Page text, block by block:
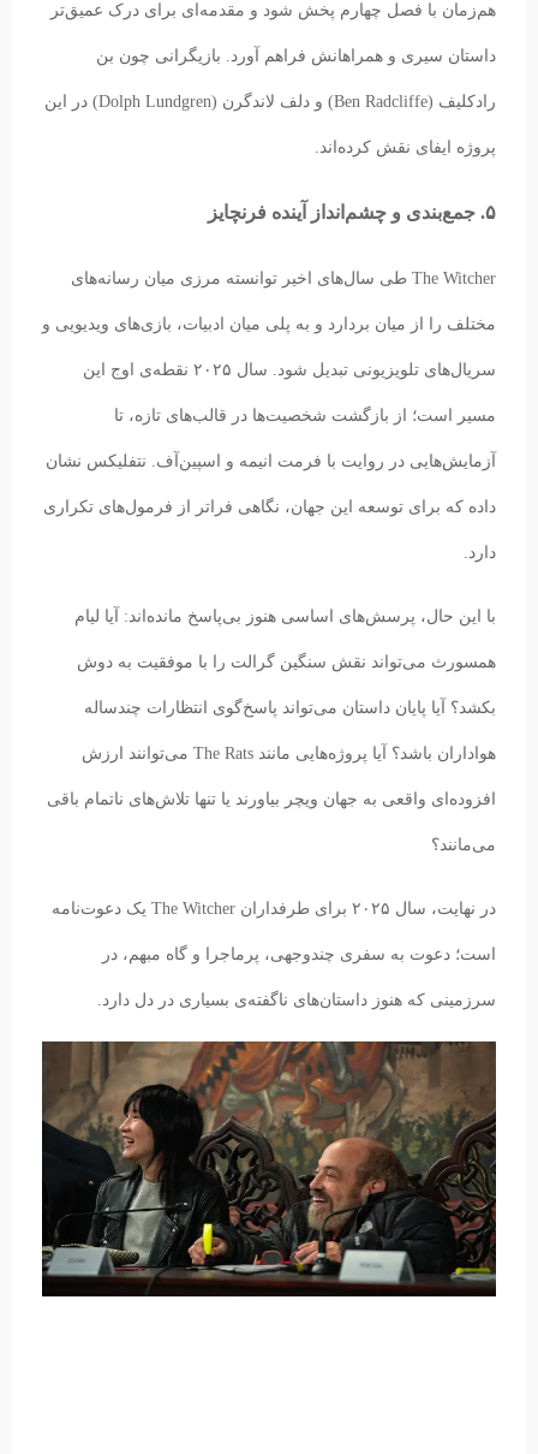
هم‌زمان با فصل چهارم پخش شود و مقدمه‌ای برای درک عمیق‌تر
داستان سیری و همراهانش فراهم آورد. بازیگرانی چون بن
رادکلیف (Ben Radcliffe) و دلف لاندگرن (Dolph Lundgren) در این
پروژه ایفای نقش کرده‌اند.
۵. جمع‌بندی و چشم‌انداز آینده فرنچایز
The Witcher طی سال‌های اخیر توانسته مرزی میان رسانه‌های
مختلف را از میان بردارد و به پلی میان ادبیات، بازی‌های ویدیویی و
سریال‌های تلویزیونی تبدیل شود. سال ۲۰۲۵ نقطه‌ی اوج این
مسیر است؛ از بازگشت شخصیت‌ها در قالب‌های تازه، تا
آزمایش‌هایی در روایت با فرمت انیمه و اسپین‌آف. نتفلیکس نشان
داده که برای توسعه این جهان، نگاهی فراتر از فرمول‌های تکراری
دارد.
با این حال، پرسش‌های اساسی هنوز بی‌پاسخ مانده‌اند: آیا لیام
همسورث می‌تواند نقش سنگین گرالت را با موفقیت به دوش
بکشد؟ آیا پایان داستان می‌تواند پاسخ‌گوی انتظارات چندساله
هواداران باشد؟ آیا پروژه‌هایی مانند The Rats می‌توانند ارزش
افزوده‌ای واقعی به جهان ویچر بیاورند یا تنها تلاش‌های ناتمام باقی
می‌مانند؟
در نهایت، سال ۲۰۲۵ برای طرفداران The Witcher یک دعوت‌نامه
است؛ دعوت به سفری چندوجهی، پرماجرا و گاه مبهم، در
سرزمینی که هنوز داستان‌های ناگفته‌ی بسیاری در دل دارد.